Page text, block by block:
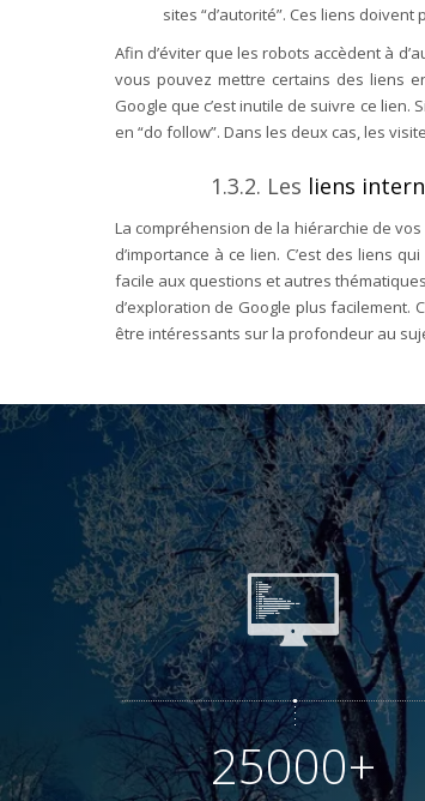
sites “d’autorité”. Ces liens
Afin d’éviter que les robots accèdent à
vous pouvez mettre certains des liens
Google que c’est inutile de suivre ce
en “do follow”. Dans les deux cas, les
1.3.2. Les liens
La compréhension de la hiérarchie de
d’importance à ce lien. C’est des liens
facile aux questions et autres
d’exploration de Google plus facilement.
être intéressants sur la profondeur au
25000+